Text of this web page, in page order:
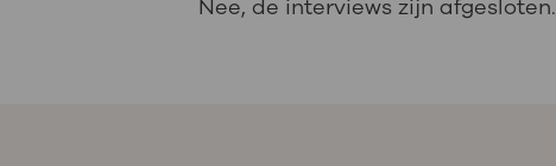
Nee, de interviews zijn afgesloten.